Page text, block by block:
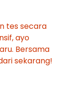
tes secara
ayo
Bersama
sekarang!